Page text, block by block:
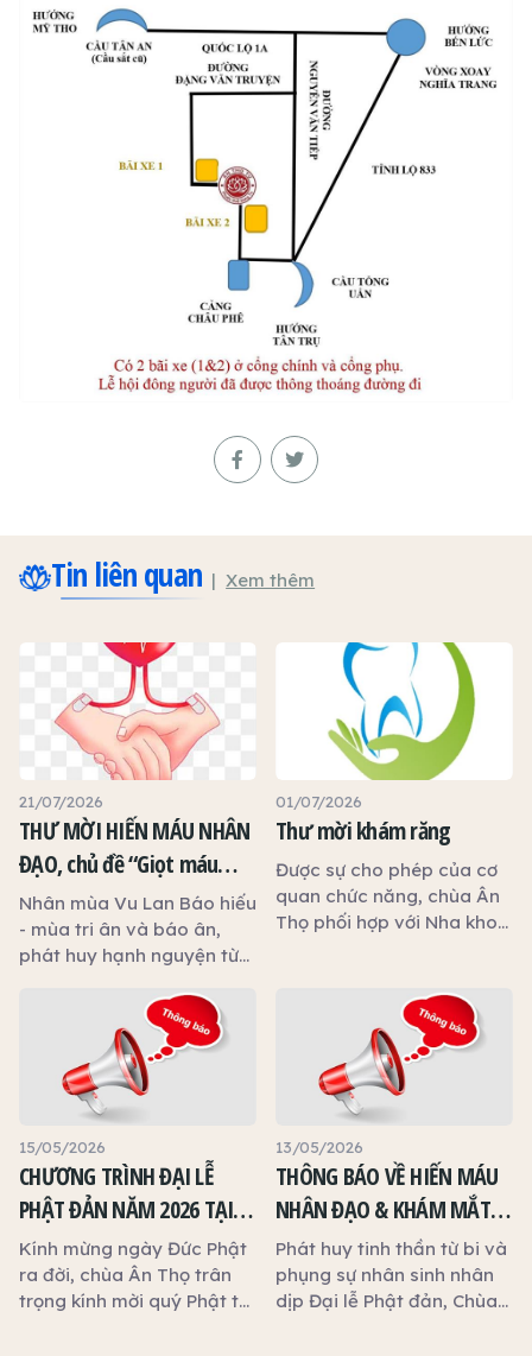
Tin liên quan Xem thêm
21/07/2026
THƯ MỜI HIẾN MÁU NHÂN
ĐẠO, chủ đề “Giọt máu
hiếu thảo - mùa Vu lan”
Nhân mùa Vu Lan Báo hiếu
- mùa tri ân và báo ân,
phát huy hạnh nguyện từ
Giáo hội Phật giáo Việt
Nam tỉnh Tây Ninh, Hội Chữ
thập đỏ tỉnh Tây Ninh và
chùa Ân Thọ phối hợp với
Bệnh viện Chợ Rẫy
(TP.HCM) tổ chức chương
trình Hiến máu nhân đạo.
Kính mời quý Phật tử và
quý thiện tín cùng phát
tâm tham gia, trao tặng
những giọt máu hiếu thảo,
góp phần cứu người, lan
01/07/2026
Thư mời khám răng
Được sự cho phép của cơ
quan chức năng, chùa Ân
Thọ phối hợp với Nha khoa
chăm sóc sức khỏe răng
miệng miễn phí nhằm góp
phần chăm sóc sức khỏe
cộng đồng.
15/05/2026
CHƯƠNG TRÌNH ĐẠI LỄ
PHẬT ĐẢN NĂM 2026 TẠI
CHÙA ÂN THỌ
Kính mừng ngày Đức Phật
ra đời, chùa Ân Thọ trân
trọng kính mời quý Phật tử
13/05/2026
THÔNG BÁO VỀ HIẾN MÁU
NHÂN ĐẠO & KHÁM MẮT
MIỄN PHÍ NHÂN DỊP ĐẠI LỄ
PHẬT ĐẢN TẠI CHÙA ÂN
THỌ
Phát huy tinh thần từ bi và
phụng sự nhân sinh nhân
dịp Đại lễ Phật đản, Chùa